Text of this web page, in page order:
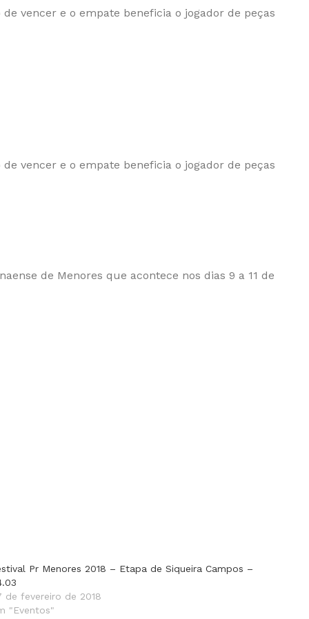
vencer e o empate beneficia o jogador de peças
vencer e o empate beneficia o jogador de peças
de Menores que acontece nos dias 9 a 11 de
Pr Menores 2018 – Etapa de Siqueira Campos –
de fevereiro de 2018
"Eventos"